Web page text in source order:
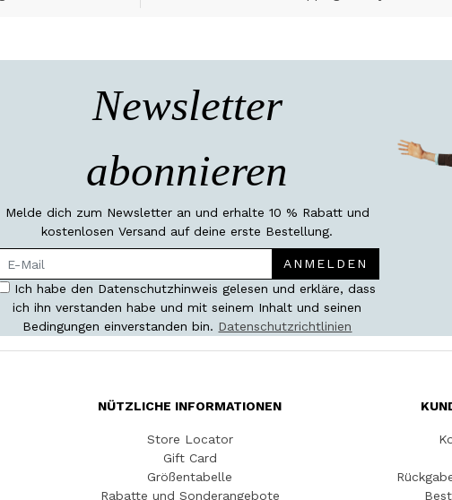
Newsletter
abonnieren
Melde dich zum Newsletter an und erhalte 10 % Rabatt und
kostenlosen Versand auf deine erste Bestellung.
ANMELDEN
Ich habe den Datenschutzhinweis gelesen und erkläre, dass
ich ihn verstanden habe und mit seinem Inhalt und seinen
Bedingungen einverstanden bin. Datenschutzrichtlinien
NÜTZLICHE INFORMATIONEN
Store Locator
Gift Card
Größentabelle
Rabatte und Sonderangebote